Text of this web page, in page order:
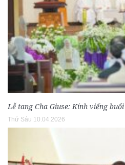
Lễ tang Cha Giuse: Kính viếng
Thứ Sáu 10.04.2026